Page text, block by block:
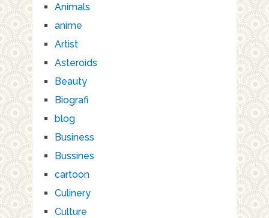
Animals
anime
Artist
Asteroids
Beauty
Biografi
blog
Business
Bussines
cartoon
Culinery
Culture